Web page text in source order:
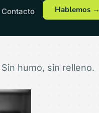
Contacto Hablemos →
humo, sin relleno.